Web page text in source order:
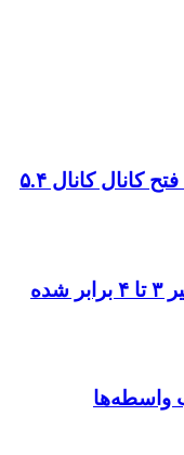
*رکوردشکنی تاریخی بورس با فتح کانال کانال ۵.۴
*چرا قبض آب و برق خرداد و تیر ۳ تا ۴ برابر شده
واسطه‌ها